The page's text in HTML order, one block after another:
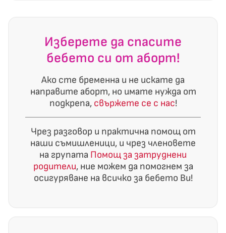
Изберете да спасите
бебето си от аборт!
Ако сте бременна и не искате да
направите аборт, но имате нужда от
подкрепа, свържете се с нас!
Чрез разговор и практична помощ от
наши съмишленици, и чрез членовете
на групата Помощ за затруднени
родители, ние можем да помогнем за
осигуряване на всичко за бебето Ви!